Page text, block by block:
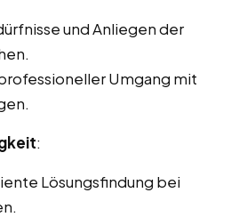
und Anliegen der
Umgang mit
:
Lösungsfindung bei